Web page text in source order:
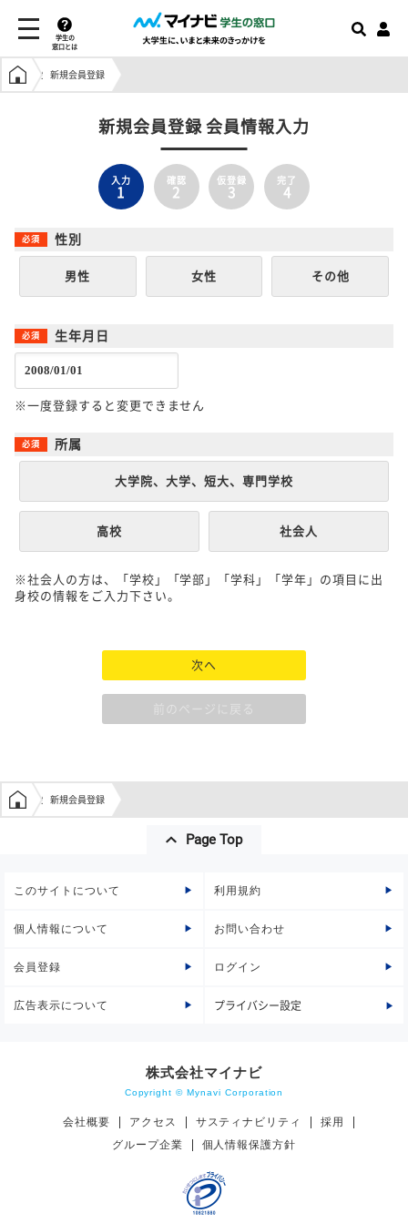
学生の
窓口とは
学生の窓口トップ
新規会員登録
新規会員登録 会員情報入力
入力
1
確認
2
仮登録
3
完了
4
性別
男性 女性 その他
生年月日
※一度登録すると変更できません
所属
大学院、大学、短大、専門学校
高校 社会人
※社会人の方は、「学校」「学部」「学科」「学年」の項目に出
身校の情報をご入力下さい。
次へ
前のページに戻る
学生の窓口トップ
新規会員登録
Page Top
このサイトについて 利用規約
個人情報について お問い合わせ
会員登録 ログイン
広告表示について プライバシー設定
株式会社マイナビ
Copyright © Mynavi Corporation
会社概要 アクセス サスティナビリティ
採用
グループ企業
個人情報保護方針